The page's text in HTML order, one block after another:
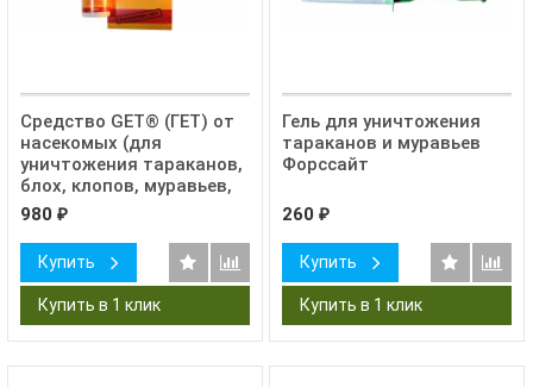
Средство GET® (ГЕТ) от
насекомых (для
уничтожения тараканов,
блох, клопов, муравьев,
ос)
980 ₽
Купить
Гель для уничтожения
тараканов и муравьев
Форcсайт
260 ₽
Купить